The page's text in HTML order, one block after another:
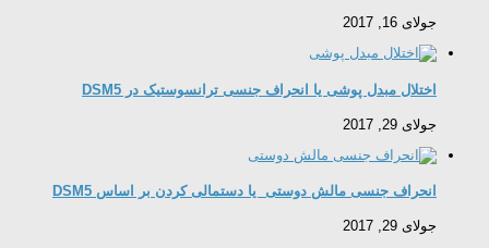
جولای 16, 2017
اختلال مبدل پوشی یا انحراف جنسی ترانسوستیک در DSM5
جولای 29, 2017
انحراف جنسی مالش دوستی یا دستمالی کردن بر اساس DSM5
جولای 29, 2017